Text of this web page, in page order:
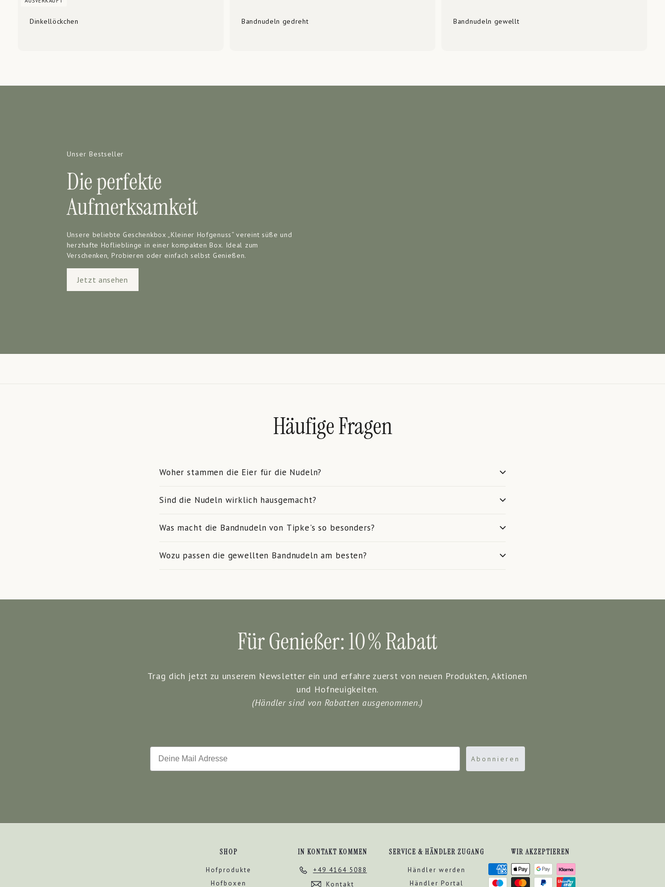
Dinkellöckchen Bandnudeln gedreht Bandnudeln gewellt
Unser Bestseller
Die perfekte
Aufmerksamkeit
Unsere beliebte Geschenkbox „Kleiner Hofgenuss“ vereint süße und
herzhafte Hoflieblinge in einer kompakten Box. Ideal zum
Verschenken, Probieren oder einfach selbst Genießen.
Jetzt ansehen
Häufige Fragen
Woher stammen die Eier für die Nudeln?
Sind die Nudeln wirklich hausgemacht?
Was macht die Bandnudeln von Tipke's so besonders?
Wozu passen die gewellten Bandnudeln am besten?
Für Genießer: 10 % Rabatt
Trag dich jetzt zu unserem Newsletter ein und erfahre zuerst von neuen Produkten, Aktionen
und Hofneuigkeiten.
(Händler sind von Rabatten ausgenommen.)
Email
Abonnieren
SHOP
Hofprodukte
Hofboxen
IN KONTAKT KOMMEN
+49 4164 5088
Kontakt
SERVICE & HÄNDLER ZUGANG
Händler werden
Händler Portal
WIR AKZEPTIEREN